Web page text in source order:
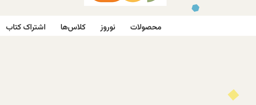
محصولات نوروز کلاس‌ها اشتراک کتاب